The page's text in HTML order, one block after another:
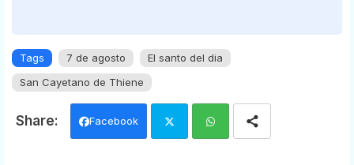
Tags 7 de agosto
El santo del dia
San Cayetano de Thiene
Facebook